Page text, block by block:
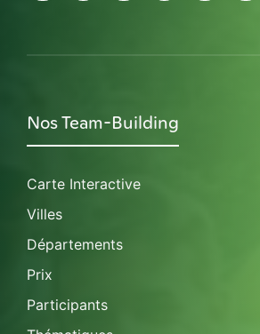
Nos Team-Building
Carte Interactive
Villes
Départements
Prix
Participants